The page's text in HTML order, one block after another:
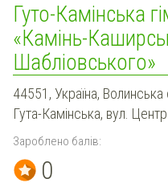
Гуто-Камінська
«Камінь-
Шабліовського»
44551, Україна,
Гута-Камінська, вул.
Зароблено балів:
0